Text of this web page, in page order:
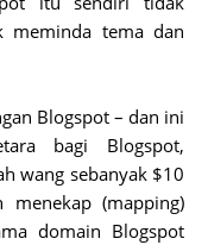
meminda tema dan
Blogspot – dan ini
bagi Blogspot,
wang sebanyak $10
(mapping)
domain Blogspot